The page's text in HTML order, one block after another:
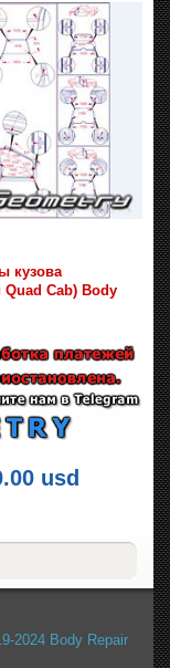
кузова
Quad Cab) Body
usd
2024 Body Repair